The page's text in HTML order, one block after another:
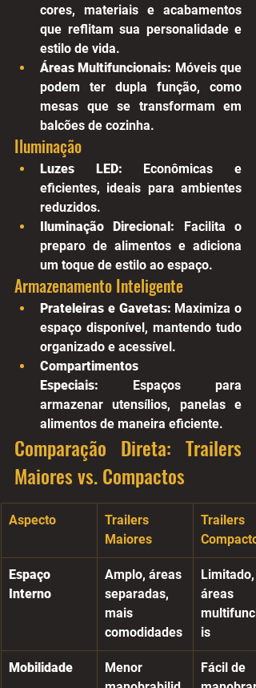
cores, materiais e acabamentos
que reflitam sua personalidade e
estilo de vida.
Áreas Multifuncionais: Móveis que
podem ter dupla função, como
mesas que se transformam em
balcões de cozinha.
Iluminação
Luzes LED: Econômicas e
eficientes, ideais para ambientes
reduzidos.
Iluminação Direcional: Facilita o
preparo de alimentos e adiciona
um toque de estilo ao espaço.
Armazenamento Inteligente
Prateleiras e Gavetas: Maximiza o
espaço disponível, mantendo tudo
organizado e acessível.
Compartimentos
Especiais: Espaços para
armazenar utensílios, panelas e
alimentos de maneira eficiente.
Comparação Direta: Trailers
Maiores vs. Compactos
Aspecto
Trailers
Maiores
Trailers
Espaço
Interno
Amplo, áreas
separadas,
mais
comodidades
Limitado,
áreas
is
Mobilidade
Menor
Fácil de